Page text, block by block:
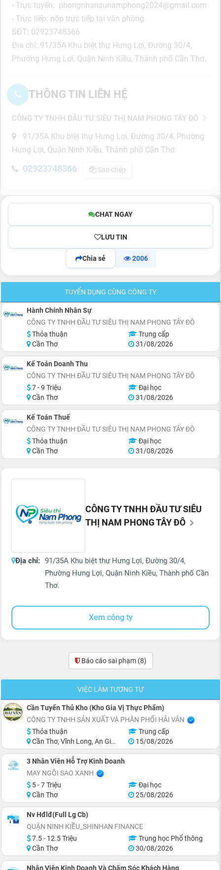
- Trực tuyến: phongnhansunamphong2024@gmail.com
- Trực tiếp: nộp trực tiếp tại văn phòng
SĐT: 02923748366
Địa chỉ: 91/35A Khu biệt thự Hưng Lợi, Đường 30/4,
Phường Hưng Lợi, Quận Ninh Kiều, Thành phố Cần Thơ.
THÔNG TIN LIÊN HỆ
CÔNG TY TNHH ĐẦU TƯ SIÊU THỊ NAM PHONG TÂY ĐÔ
91/35A Khu biệt thự Hưng Lợi, Đường 30/4, Phường
Hưng Lợi, Quận Ninh Kiều, Thành phố Cần Thơ.
02923748366 Sao chép
CHAT NGAY
LƯU TIN
Chia sẻ 2006
TUYỂN DỤNG CÙNG CÔNG TY
Hành Chính Nhân Sự
CÔNG TY TNHH ĐẦU TƯ SIÊU THỊ NAM PHONG TÂY ĐÔ
Thỏa thuận
Trung cấp
Cần Thơ
31/08/2026
Kế Toán Doanh Thu
CÔNG TY TNHH ĐẦU TƯ SIÊU THỊ NAM PHONG TÂY ĐÔ
7 - 9 Triệu
Đại học
Cần Thơ
31/08/2026
Kế Toán Thuế
CÔNG TY TNHH ĐẦU TƯ SIÊU THỊ NAM PHONG TÂY ĐÔ
Thỏa thuận
Đại học
Cần Thơ
31/08/2026
CÔNG TY TNHH ĐẦU TƯ SIÊU
THỊ NAM PHONG TÂY ĐÔ
Địa chỉ: 91/35A Khu biệt thự Hưng Lợi, Đường 30/4,
Phường Hưng Lợi, Quận Ninh Kiều, Thành phố Cần
Thơ.
Xem công ty
Báo cáo sai phạm (8)
VIỆC LÀM TƯƠNG TỰ
Cần Tuyển Thủ Kho (Kho Gia Vị Thực Phẩm)
CÔNG TY TNHH SẢN XUẤT VÀ PHÂN PHỐI HẢI VÂN
Thỏa thuận
Trung cấp
Cần Thơ, Vĩnh Long, An Giang, Kiên Giang, Đồng Tháp, Hậu Giang
15/08/2026
3 Nhân Viên Hỗ Trợ Kinh Doanh
MAY NGÔI SAO XANH
5 - 7 Triệu
Đại học
Cần Thơ
25/08/2026
Nv Hđlđ(Full Lg Cb)
QUẬN NINH KIỀU_SHINHAN FINANCE
7.5 - 12.5 Triệu
Trung học Phổ thông
Cần Thơ
30/08/2026
Nhân Viên Kinh Doanh Và Chăm Sóc Khách Hàng